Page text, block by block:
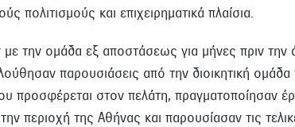
πολιτισμούς και επιχειρηματικά πλαίσια.
με την ομάδα εξ αποστάσεως για μήνες πριν
παρουσιάσεις από την διοικητική
προσφέρεται στον πελάτη, πραγματοποίησαν
περιοχή της Αθήνας και παρουσίασαν τις